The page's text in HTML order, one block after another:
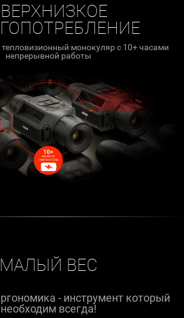
монокуляр с 10+ часами
непрерывной работы
МАЛЫЙ ВЕС
- инструмент который
необходим всегда!